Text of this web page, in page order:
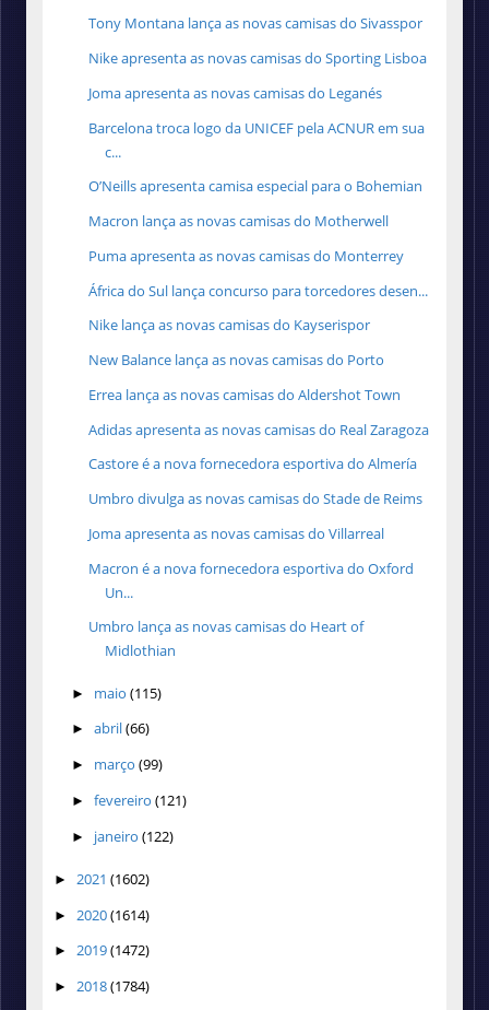
Tony Montana lança as novas camisas do Sivasspor
Nike apresenta as novas camisas do Sporting Lisboa
Joma apresenta as novas camisas do Leganés
Barcelona troca logo da UNICEF pela ACNUR em sua
c...
O’Neills apresenta camisa especial para o Bohemian
Macron lança as novas camisas do Motherwell
Puma apresenta as novas camisas do Monterrey
África do Sul lança concurso para torcedores desen...
Nike lança as novas camisas do Kayserispor
New Balance lança as novas camisas do Porto
Errea lança as novas camisas do Aldershot Town
Adidas apresenta as novas camisas do Real Zaragoza
Castore é a nova fornecedora esportiva do Almería
Umbro divulga as novas camisas do Stade de Reims
Joma apresenta as novas camisas do Villarreal
Macron é a nova fornecedora esportiva do Oxford
Un...
Umbro lança as novas camisas do Heart of
Midlothian
► maio (115)
► abril(66)
► março (99)
► fevereiro (121)
► janeiro (122)
► 2021 (1602)
► 2020(1614)
► 2019(1472)
► 2018(1784)